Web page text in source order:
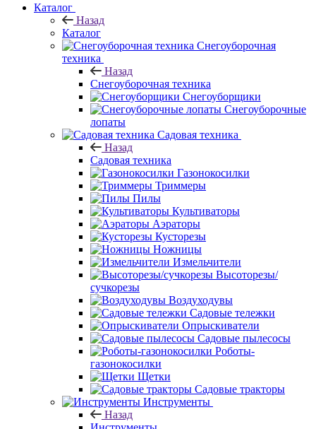
Каталог
Назад
Каталог
Снегоуборочная
техника
Назад
Снегоуборочная техника
Снегоуборщики
Снегоуборочные
лопаты
Садовая техника
Назад
Садовая техника
Газонокосилки
Триммеры
Пилы
Культиваторы
Аэраторы
Кусторезы
Ножницы
Измельчители
Высоторезы/
сучкорезы
Воздуходувы
Садовые тележки
Опрыскиватели
Садовые пылесосы
Роботы-
газонокосилки
Щетки
Садовые тракторы
Инструменты
Назад